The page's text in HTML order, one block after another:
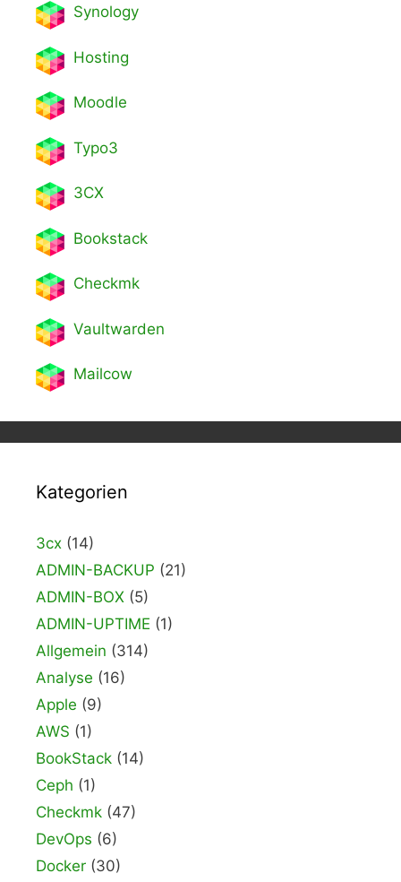
Synology
Hosting
Moodle
Typo3
3CX
Bookstack
Checkmk
Vaultwarden
Mailcow
Kategorien
3cx (14)
ADMIN-BACKUP (21)
ADMIN-BOX (5)
ADMIN-UPTIME (1)
Allgemein (314)
Analyse (16)
Apple (9)
AWS (1)
BookStack (14)
Ceph (1)
Checkmk (47)
DevOps (6)
Docker (30)